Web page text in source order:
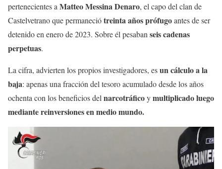
pertenecientes aMatteo Messina Denaro, el capo del clan de
Castelvetrano que permaneciótreinta años prófugoantes de ser
detenido en enero de 2023. Sobre él pesabanseis cadenas
perpetuas.
La cifra, advierten los propios investigadores, esun cálculo a la
baja: apenas una fracción del tesoro acumulado desde los años
ochenta con los beneficios delnarcotráficoymultiplicado luego
mediante reinversiones en medio mundo.